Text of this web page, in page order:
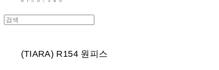
(TIARA) R154 원피스